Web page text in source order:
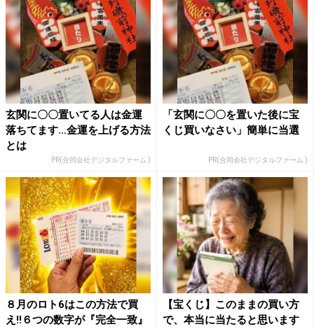
玄関に〇〇置いてる人は金運
落ちてます…金運を上げる方法
とは
PR(合同会社デジタルファーム )
「玄関に〇〇を置いた後に宝
くじ買いなさい」簡単に当選
PR(合同会社デジタルファーム )
８月のロト6はこの方法で買
え!!６つの数字が『完全一致』
【宝くじ】このままの買い方
で、本当に当たると思います